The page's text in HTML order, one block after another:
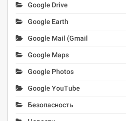
Google Drive
Google Earth
Google Mail (Gmail
Google Maps
Google Photos
Google YouTube
Безопасность